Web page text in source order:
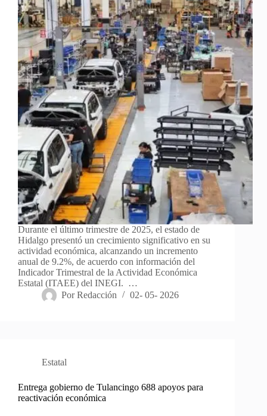
Durante el último trimestre de 2025, el estado de
Hidalgo presentó un crecimiento significativo en su
actividad económica, alcanzando un incremento
anual de 9.2%, de acuerdo con información del
Indicador Trimestral de la Actividad Económica
Estatal (ITAEE) del INEGI. …
Por Redacción 02- 05- 2026
Estatal
Entrega gobierno de Tulancingo 688 apoyos para
reactivación económica